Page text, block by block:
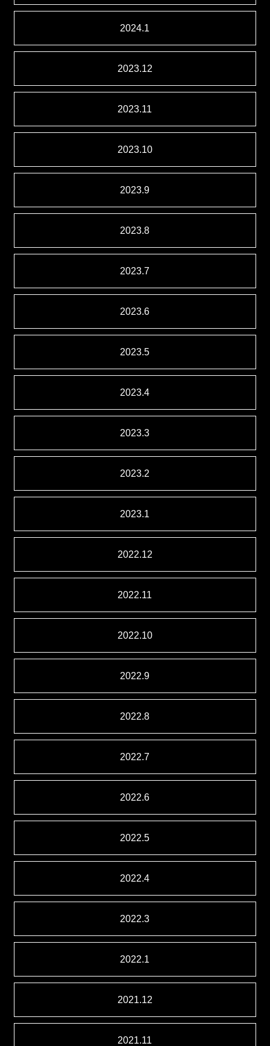
2024.1
2023.12
2023.11
2023.10
2023.9
2023.8
2023.7
2023.6
2023.5
2023.4
2023.3
2023.2
2023.1
2022.12
2022.11
2022.10
2022.9
2022.8
2022.7
2022.6
2022.5
2022.4
2022.3
2022.1
2021.12
2021.11